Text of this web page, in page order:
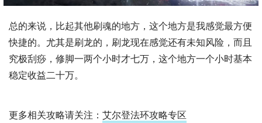
总的来说，比起其他刷魂的地方，这个地方是我感觉最方便
快捷的。尤其是刷龙的，刷龙现在感觉还有未知风险，而且
究极刮痧，修脚一两个小时才七万，这个地方一个小时基本
稳定收益二十万。
更多相关攻略请关注： 艾尔登法环攻略专区